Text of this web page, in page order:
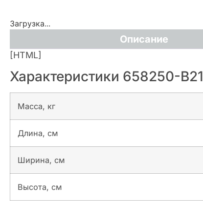
Загрузка...
Описание
[HTML]
Характеристики 658250-B21
Масса, кг
Длина, см
Ширина, см
Высота, см